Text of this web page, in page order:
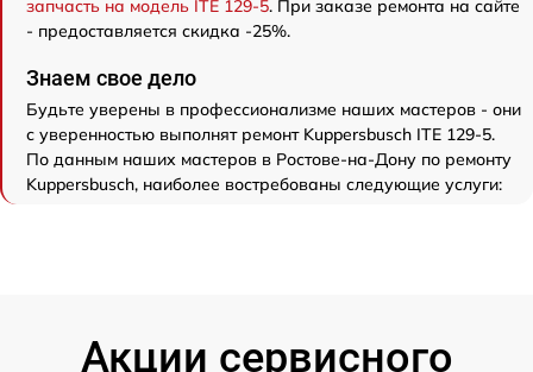
запчасть на модель ITE 129-5. При заказе ремонта на сайте
- предоставляется скидка -25%.
Знаем свое дело
Будьте уверены в профессионализме наших мастеров - они
с уверенностью выполнят ремонт Kuppersbusch ITE 129-5.
По данным наших мастеров в Ростове-на-Дону по ремонту
Kuppersbusch, наиболее востребованы следующие услуги:
Акции сервисного